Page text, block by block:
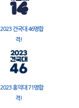
2023 건국대 46명합
격!
2023 홍익대 71명합
격!